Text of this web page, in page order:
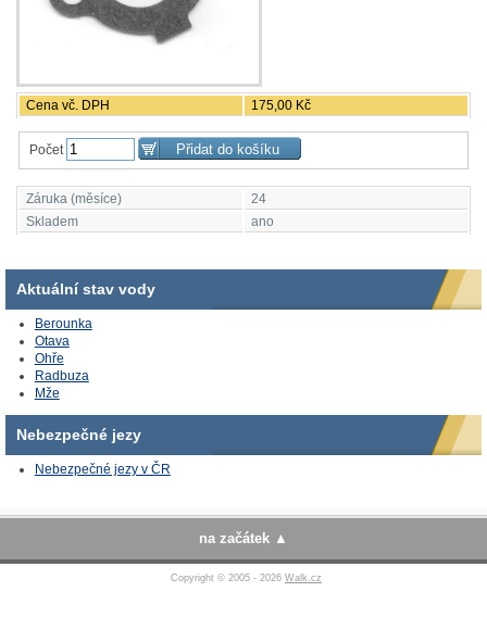
Cena vč. DPH 175,00 Kč
Počet
Záruka (měsíce)
24
Skladem
ano
Aktuální stav vody
Berounka
Otava
Ohře
Radbuza
Mže
Nebezpečné jezy
Nebezpečné jezy v ČR
na začátek
Copyright © 2005 - 2026 Walk.cz